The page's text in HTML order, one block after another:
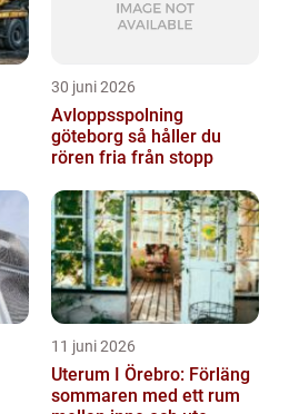
30 juni 2026
Avloppsspolning
göteborg så håller du
rören fria från stopp
11 juni 2026
Uterum I Örebro: Förläng
sommaren med ett rum